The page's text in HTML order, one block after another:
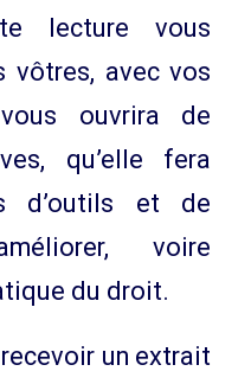
lecture vous
vôtres, avec vos
ouvrira de
qu’elle fera
d’outils et de
voire
du droit.
un extrait